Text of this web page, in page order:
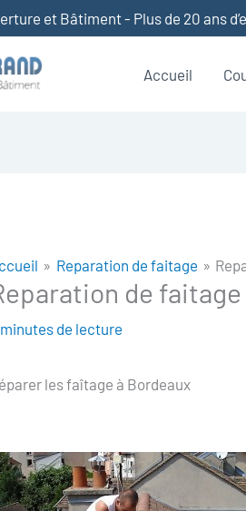
et Bâtiment - Plus de 20 ans
Accueil
Reparation de faitage
de
de lecture
les faîtage à Bordeaux